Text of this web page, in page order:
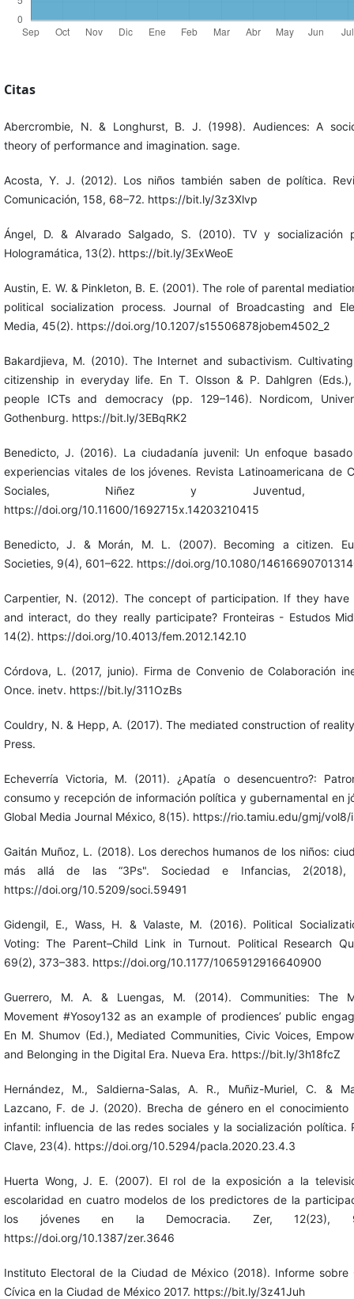
Citas
Abercrombie, N. & Longhurst, B. J. (1998). Audiences: A
theory of performance and imagination. sage.
Acosta, Y. J. (2012). Los niños también saben de política.
Comunicación, 158, 68–72. https://bit.ly/3z3Xlvp
Ángel, D. & Alvarado Salgado, S. (2010). TV y socialización
Hologramática, 13(2). https://bit.ly/3ExWeoE
Austin, E. W. & Pinkleton, B. E. (2001). The role of parental
political socialization process. Journal of Broadcasting and
Media, 45(2). https://doi.org/10.1207/s15506878jobem4502_2
Bakardjieva, M. (2010). The Internet and subactivism.
citizenship in everyday life. En T. Olsson & P. Dahlgren (Eds.),
people ICTs and democracy (pp. 129–146). Nordicom,
Gothenburg. https://bit.ly/3EBqRK2
Benedicto, J. (2016). La ciudadanía juvenil: Un enfoque
experiencias vitales de los jóvenes. Revista Latinoamericana de
Sociales, Niñez y Juventud,
https://doi.org/10.11600/1692715x.14203210415
Benedicto, J. & Morán, M. L. (2007). Becoming a citizen.
Societies, 9(4), 601–622. https://doi.org/10.1080/
Carpentier, N. (2012). The concept of participation. If they have
and interact, do they really participate? Fronteiras - Estudos
14(2). https://doi.org/10.4013/fem.2012.142.10
Córdova, L. (2017, junio). Firma de Convenio de Colaboración
Once. inetv. https://bit.ly/311OzBs
Couldry, N. & Hepp, A. (2017). The mediated construction of
Press.
Echeverría Victoria, M. (2011). ¿Apatía o desencuentro?:
consumo y recepción de información política y gubernamental en
Global Media Journal México, 8(15). https://rio.tamiu.edu/gmj/vol8/
Gaitán Muñoz, L. (2018). Los derechos humanos de los niños:
más allá de las “3Ps". Sociedad e Infancias, 2(2018),
https://doi.org/10.5209/soci.59491
Gidengil, E., Wass, H. & Valaste, M. (2016). Political
Voting: The Parent–Child Link in Turnout. Political Research
69(2), 373–383. https://doi.org/10.1177/1065912916640900
Guerrero, M. A. & Luengas, M. (2014). Communities: The
Movement #Yosoy132 as an example of prodiences’ public
En M. Shumov (Ed.), Mediated Communities, Civic Voices,
and Belonging in the Digital Era. Nueva Era. https://bit.ly/3h18fcZ
Hernández, M., Saldierna-Salas, A. R., Muñiz-Muriel, C. &
Lazcano, F. de J. (2020). Brecha de género en el conocimiento
infantil: influencia de las redes sociales y la socialización política.
Clave, 23(4). https://doi.org/10.5294/pacla.2020.23.4.3
Huerta Wong, J. E. (2007). El rol de la exposición a la
escolaridad en cuatro modelos de los predictores de la
los jóvenes en la Democracia. Zer, 12(23),
https://doi.org/10.1387/zer.3646
Instituto Electoral de la Ciudad de México (2018). Informe sobre
Cívica en la Ciudad de México 2017. https://bit.ly/3z41Juh